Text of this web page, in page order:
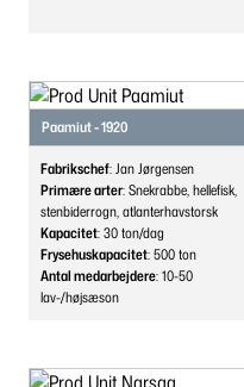
Paamiut - 1920
Fabrikschef: Jan Jørgensen
Primære arter: Snekrabbe, hellefisk,
stenbiderrogn, atlanterhavstorsk
Kapacitet: 30ton/dag
Frysehuskapacitet: 500ton
Antal medarbejdere: 10-50
lav-/højsæson